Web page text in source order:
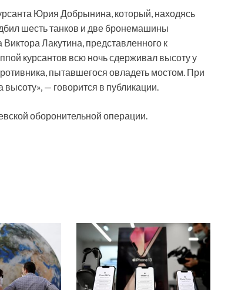
Юрия Добрынина, который, находясь
шесть танков и две бронемашины
Виктора Лакутина, представленного к
курсантов всю ночь сдерживал высоту у
пытавшегося овладеть мостом. При
— говорится в публикации.
оборонительной операции.